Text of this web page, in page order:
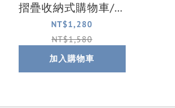
摺疊收納式購物車/寵
物車/露營車/收納車
(藍)
NT$1,280
NT$1,580
加入購物車